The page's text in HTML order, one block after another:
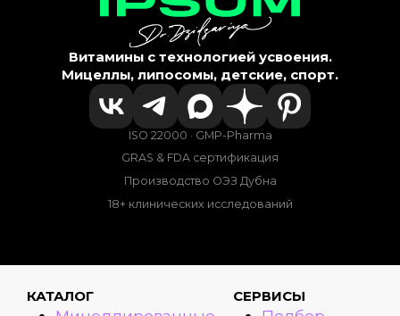
Витамины с технологией усвоения.
Мицеллы, липосомы, детские, спорт.
ISO 22000 · GMP-Pharma
GRAS & FDA сертификация
Производство ОЭЗ Дубна
18+ клинических исследований
КАТАЛОГ СЕРВИСЫ